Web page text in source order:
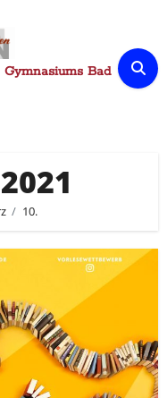
Bad
10.